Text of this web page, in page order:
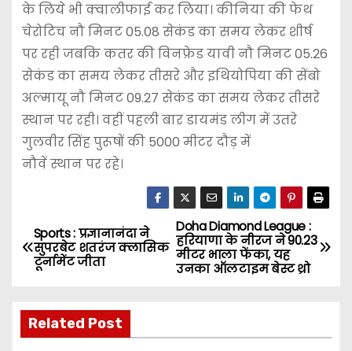
के लिये भी क्वालीफाई कर लिया। कीनिया की फेथ
चेरोटिच नौ मिनट 05.08 सेकंड का समय लेकर शीर्ष
पर रही जबकि कतर की विनफ्रेड यावी नौ मिनट 05.26
सेकंड का समय लेकर तीसरे और इथियोपिया की सेंबो
अल्मायू नौ मिनट 09.27 सेकंड का समय लेकर तीसरे
स्थान पर रही। वहीं पहली बार डायमंड लीग में उतरे
गुलवीर सिंह पुरूषों की 5000 मीटर दौड़ में
नौवें स्थान पर रहे।
P
o
t
Doha Diamond League :
हरियाणा के नीरज ने 90.23
मीटर भाला फेंका, यह
उनका ऑलटाइम बेस्ट थ्रो
Sports : प्रज्ञानानंदा ने
सुपरबेट शतरंज क्लासिक
टूर्नामेंट जीता
Related Post